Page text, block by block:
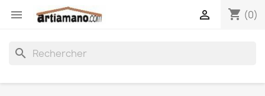
 shopping_cart (0)

search